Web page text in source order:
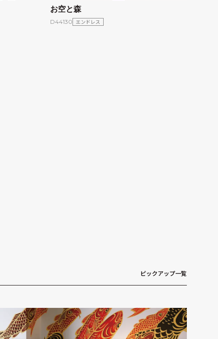
お空と森
D44130 エンドレス
ピックアップ一覧